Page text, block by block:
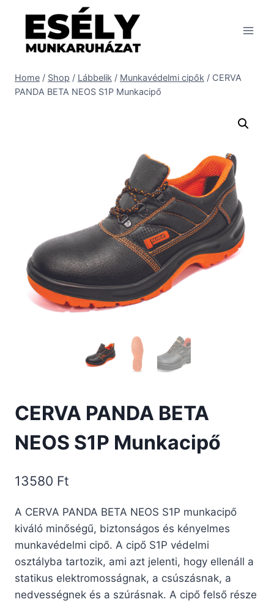
content
Home / Shop / Lábbelik / Munkavédelmi cipők / CERVA
PANDA BETA NEOS S1P Munkacipő
CERVA PANDA BETA
NEOS S1P Munkacipő
13580 Ft
A CERVA PANDA BETA NEOS S1P munkacipő
kiváló minőségű, biztonságos és kényelmes
munkavédelmi cipő. A cipő S1P védelmi
osztályba tartozik, ami azt jelenti, hogy ellenáll a
statikus elektromosságnak, a csúszásnak, a
nedvességnek és a szúrásnak. A cipő felső része